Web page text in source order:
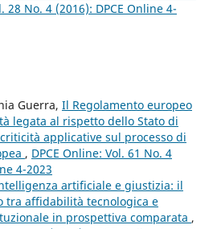
28 No. 4 (2016): DPCE Online 4-
Guerra, Il Regolamento europeo
legata al rispetto dello Stato di
applicative sul processo di
, DPCE Online: Vol. 61 No. 4
4-2023
artificiale e giustizia: il
tra affidabilità tecnologica e
in prospettiva comparata ,